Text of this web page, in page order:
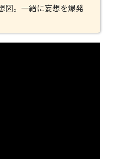
図。一緒に妄想を爆発